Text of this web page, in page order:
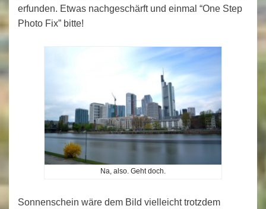
erfunden. Etwas nachgeschärft und einmal “One Step
Photo Fix” bitte!
Na, also. Geht doch.
Sonnenschein wäre dem Bild vielleicht trotzdem